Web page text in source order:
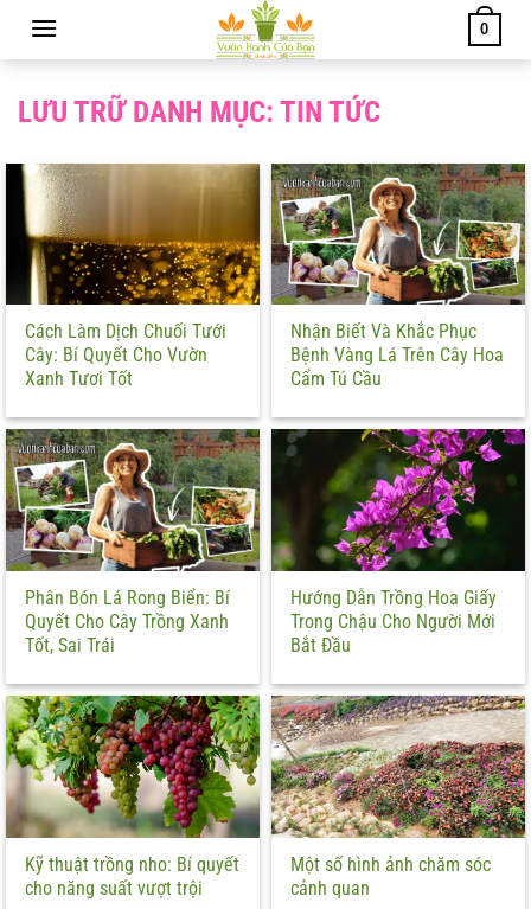
dung
0
LƯU TRỮ DANH MỤC: TIN TỨC
Cách Làm Dịch Chuối Tưới
Cây: Bí Quyết Cho Vườn
Xanh Tươi Tốt
Nhận Biết Và Khắc Phục
Bệnh Vàng Lá Trên Cây Hoa
Cẩm Tú Cầu
Phân Bón Lá Rong Biển: Bí
Quyết Cho Cây Trồng Xanh
Tốt, Sai Trái
Hướng Dẫn Trồng Hoa Giấy
Trong Chậu Cho Người Mới
Bắt Đầu
Kỹ thuật trồng nho: Bí quyết
cho năng suất vượt trội
Một số hình ảnh chăm sóc
cảnh quan